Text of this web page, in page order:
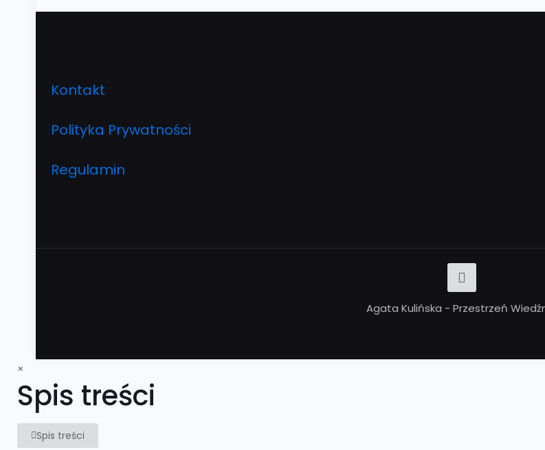
Kontakt
Polityka Prywatności
Regulamin
Agata Kulińska - Przestrzeń
×
Spis treści
Spis treści